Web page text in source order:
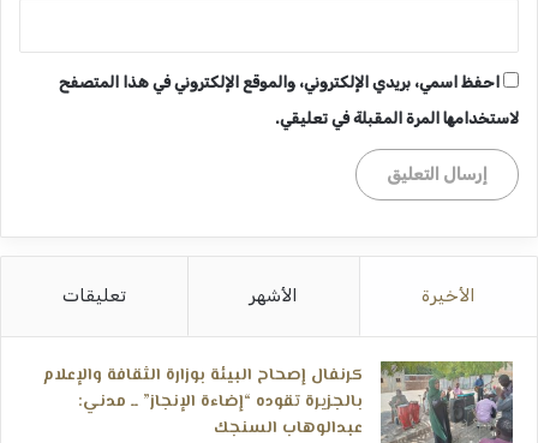
احفظ اسمي، بريدي الإلكتروني، والموقع الإلكتروني في هذا المتصفح
لاستخدامها المرة المقبلة في تعليقي.
الأخيرة الأشهر تعليقات
كرنفال إصحاح البيئة بوزارة الثقافة والإعلام
بالجزيرة تقوده “إضاءة الإنجاز” ــ مدني:
عبدالوهاب السنجك